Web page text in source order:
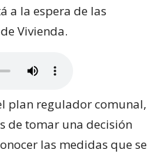
a la espera de las
Vivienda.
plan regulador comunal,
de tomar una decisión
las medidas que se